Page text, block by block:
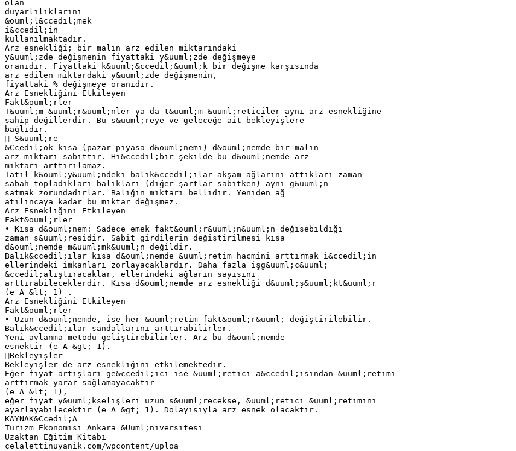
olan
duyarlılıklarını
&ouml;l&ccedil;mek
i&ccedil;in
kullanılmaktadır.
Arz esnekliği; bir malın arz edilen miktarındaki
y&uuml;zde değişmenin fiyattaki y&uuml;zde değişmeye
oranıdır. Fiyattaki k&uuml;&ccedil;&uuml;k bir değişme karşısında
arz edilen miktardaki y&uuml;zde değişmenin,
fiyattaki % değişmeye oranıdır.
Arz Esnekliğini Etkileyen
Fakt&ouml;rler
T&uuml;m &uuml;r&uuml;nler ya da t&uuml;m &uuml;reticiler aynı arz esnekliğine
sahip değillerdir. Bu s&uuml;reye ve geleceğe ait bekleyişlere
bağlıdır.
 S&uuml;re
&Ccedil;ok kısa (pazar-piyasa d&ouml;nemi) d&ouml;nemde bir malın
arz miktarı sabittir. Hi&ccedil;bir şekilde bu d&ouml;nemde arz
miktarı arttırılamaz.
Tatil k&ouml;y&uuml;ndeki balık&ccedil;ılar akşam ağlarını attıkları zaman
sabah topladıkları balıkları (diğer şartlar sabitken) aynı g&uuml;n
satmak zorundadırlar. Balığın miktarı bellidir. Yeniden ağ
atılıncaya kadar bu miktar değişmez.
Arz Esnekliğini Etkileyen
Fakt&ouml;rler
• Kısa d&ouml;nem: Sadece emek fakt&ouml;r&uuml;n&uuml;n değişebildiği
zaman s&uuml;residir. Sabit girdilerin değiştirilmesi kısa
d&ouml;nemde m&uuml;mk&uuml;n değildir.
Balık&ccedil;ılar kısa d&ouml;nemde &uuml;retim hacmini arttırmak i&ccedil;in
ellerindeki imkanları zorlayacaklardır. Daha fazla işg&uuml;c&uuml;
&ccedil;alıştıracaklar, ellerindeki ağların sayısını
arttırabileceklerdir. Kısa d&ouml;nemde arz esnekliği d&uuml;ş&uuml;kt&uuml;r
(e A &lt; 1) .
Arz Esnekliğini Etkileyen
Fakt&ouml;rler
• Uzun d&ouml;nemde, ise her &uuml;retim fakt&ouml;r&uuml; değiştirilebilir.
Balık&ccedil;ılar sandallarını arttırabilirler.
Yeni avlanma metodu geliştirebilirler. Arz bu d&ouml;nemde
esnektir (e A &gt; 1).
Bekleyişler
Bekleyişler de arz esnekliğini etkilemektedir.
Eğer fiyat artışları ge&ccedil;ici ise &uuml;retici a&ccedil;ısından &uuml;retimi
arttırmak yarar sağlamayacaktır
(e A &lt; 1),
eğer fiyat y&uuml;kselişleri uzun s&uuml;recekse, &uuml;retici &uuml;retimini
ayarlayabilecektir (e A &gt; 1). Dolayısıyla arz esnek olacaktır.
KAYNAK&Ccedil;A
Turizm Ekonomisi Ankara &Uuml;niversitesi
Uzaktan Eğitim Kitabı
celalettinuyanik.com/wpcontent/uploa